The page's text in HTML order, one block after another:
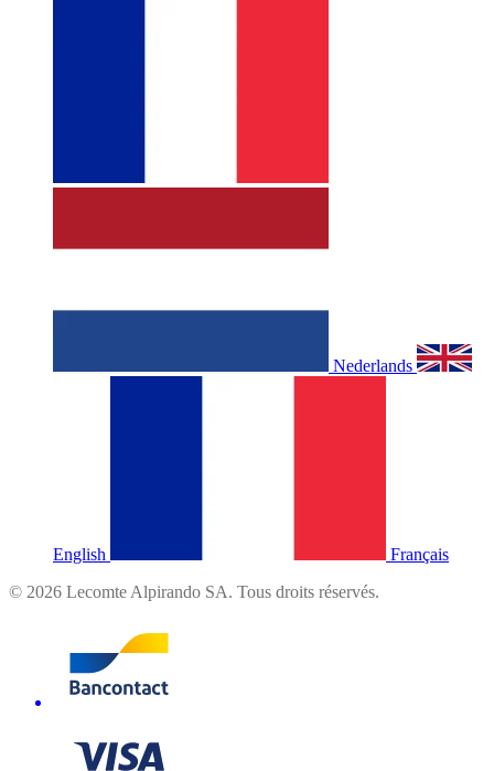
Nederlands
English
Français
© 2026 Lecomte Alpirando SA. Tous droits réservés.